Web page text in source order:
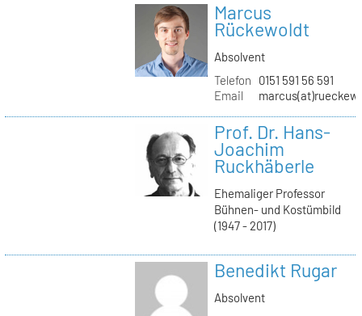
Marcus
Rückewoldt
Absolvent
Telefon
0151 591 56 591
Email
Prof. Dr. Hans-
Joachim
Ruckhäberle
Ehemaliger Professor
Bühnen- und Kostümbild
(1947 - 2017)
Benedikt Rugar
Absolvent